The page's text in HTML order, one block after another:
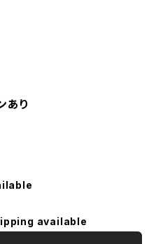
あり
available